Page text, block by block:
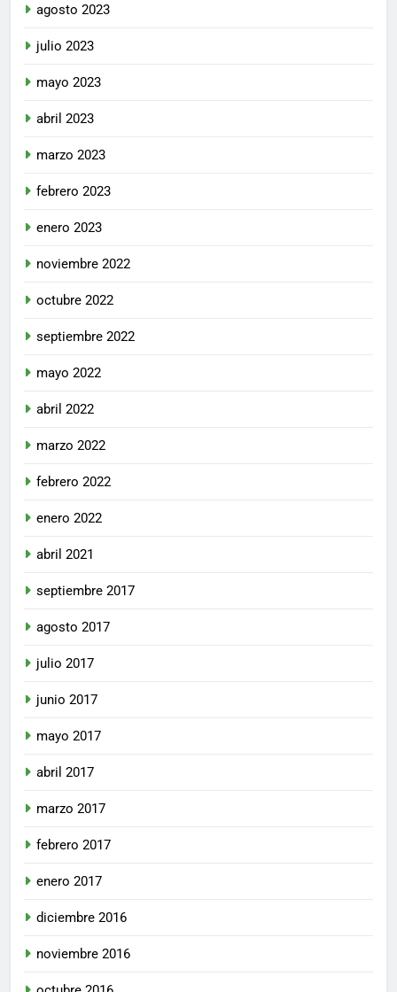
agosto 2023
julio 2023
mayo 2023
abril 2023
marzo 2023
febrero 2023
enero 2023
noviembre 2022
octubre 2022
septiembre 2022
mayo 2022
abril 2022
marzo 2022
febrero 2022
enero 2022
abril 2021
septiembre 2017
agosto 2017
julio 2017
junio 2017
mayo 2017
abril 2017
marzo 2017
febrero 2017
enero 2017
diciembre 2016
noviembre 2016